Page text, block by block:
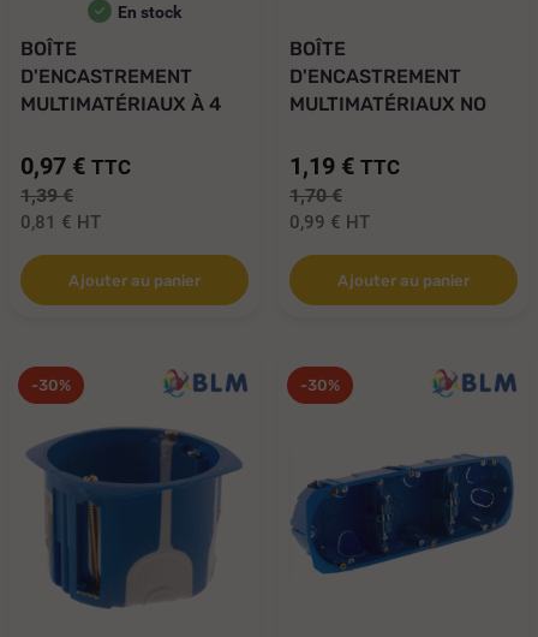
En stock
BOÎTE
D'ENCASTREMENT
MULTIMATÉRIAUX À 4
0,97 € TTC
1,39 €
0,81 € HT
Ajouter au panier
BOÎTE
D'ENCASTREMENT
MULTIMATÉRIAUX NO
1,19 € TTC
1,70 €
0,99 € HT
Ajouter au panier
-30% -30%